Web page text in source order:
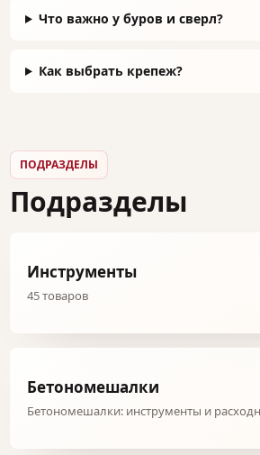
Что важно у буров и сверл?
Как выбрать крепеж?
ПОДРАЗДЕЛЫ
Подразделы
Инструменты
45 товаров
Бетономешалки
Бетономешалки: инструменты и